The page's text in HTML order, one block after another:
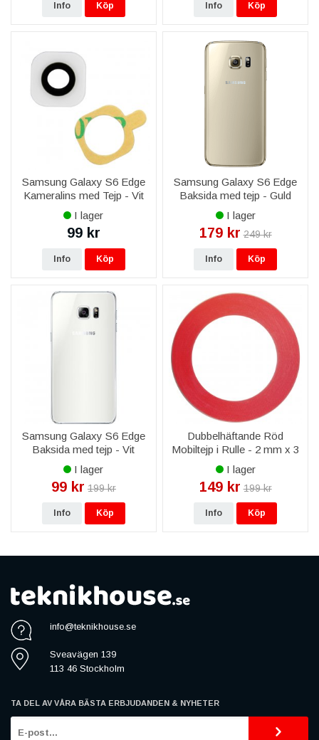
Info Köp Info Köp
Samsung Galaxy S6 Edge
Kameralins med Tejp - Vit
I lager
99 kr
Info Köp
Samsung Galaxy S6 Edge
Baksida med tejp - Guld
I lager
179 kr 249 kr
Info Köp
Samsung Galaxy S6 Edge
Baksida med tejp - Vit
I lager
99 kr 199 kr
Info Köp
Dubbelhäftande Röd
Mobiltejp i Rulle - 2 mm x 3
M
I lager
149 kr 199 kr
Info Köp
info@teknikhouse.se
Sveavägen 139
113 46 Stockholm
TA DEL AV VÅRA BÄSTA ERBJUDANDEN & NYHETER